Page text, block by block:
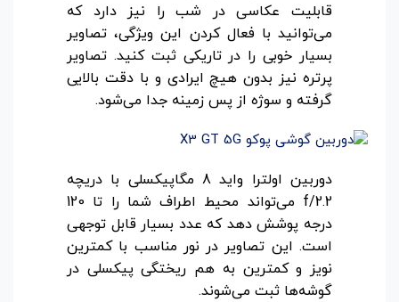
قابلیت عکاسی در شب را نیز دارد که
می‌توانید با فعال کردن این ویژگی، تصاویر
بسیار خوبی را در تاریکی ثبت کنید. تصاویر
پرتره نیز بدون هیچ ایرادی و با دقت بالایی
گرفته و سوژه از پس زمینه جدا می‌شود.
دوربین اولترا واید 8 مگاپیکسلی با دریچه
f/2.2 می‌تواند محیط اطراف شما را تا 120
درجه پوشش دهد که عدد بسیار قابل توجهی
است. این تصاویر در نور مناسب با کمترین
نویز و کمترین به هم ریختگی پیکسلی در
گوشه‌ها ثبت می‌شوند.